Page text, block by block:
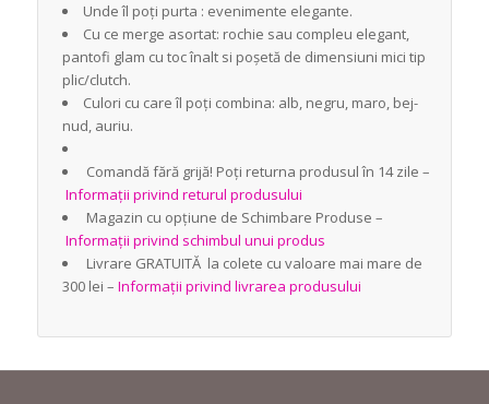
Unde îl poți purta : evenimente elegante.
Cu ce merge asortat: rochie sau compleu elegant,
pantofi glam cu toc înalt si poșetă de dimensiuni mici tip
plic/clutch.
Culori cu care îl poți combina: alb, negru, maro, bej-
nud, auriu.
Comandă fără grijă! Poți returna produsul în 14 zile –
Informații privind returul produsului
Magazin cu opțiune de Schimbare Produse –
Informații privind schimbul unui produs
Livrare GRATUITĂ la colete cu valoare mai mare de
300 lei – Informații privind livrarea produsului